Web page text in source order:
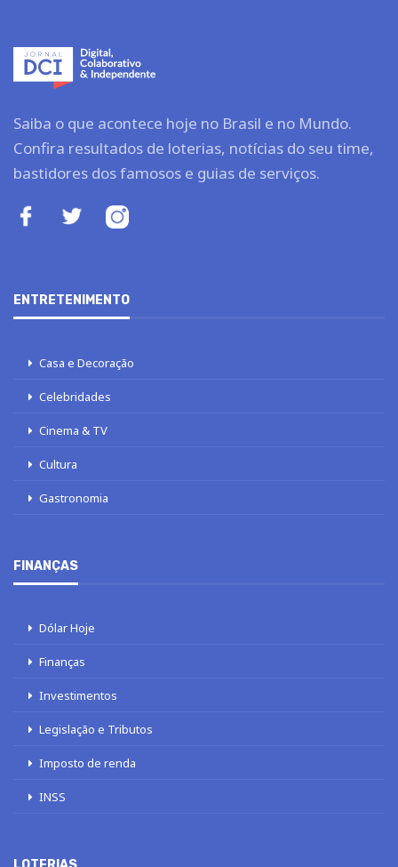
Saiba o que acontece hoje no Brasil e no Mundo.
Confira resultados de loterias, notícias do seu time,
bastidores dos famosos e guias de serviços.
ENTRETENIMENTO
Casa e Decoração
Celebridades
Cinema & TV
Cultura
Gastronomia
FINANÇAS
Dólar Hoje
Finanças
Investimentos
Legislação e Tributos
Imposto de renda
INSS